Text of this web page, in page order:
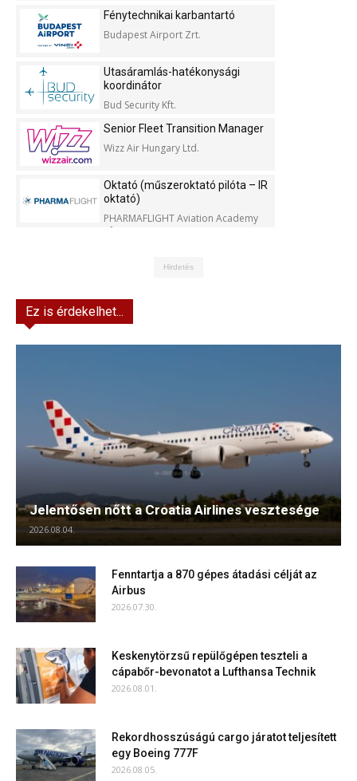
Fénytechnikai karbantartó
Budapest Airport Zrt.
Utasáramlás-hatékonysági
koordinátor
Bud Security Kft.
Senior Fleet Transition Manager
Wizz Air Hungary Ltd.
Oktató (műszeroktató pilóta – IR
oktató)
PHARMAFLIGHT Aviation Academy
Kft.
Hirdetés
Ez is érdekelhet...
Jelentősen nőtt a Croatia Airlines vesztesége
2026.08.04.
Fenntartja a 870 gépes átadási célját az
Airbus
2026.07.30.
Keskenytörzsű repülőgépen teszteli a
cápabőr-bevonatot a Lufthansa Technik
2026.08.01.
Rekordhosszúságú cargo járatot teljesített
egy Boeing 777F
2026.08.05.